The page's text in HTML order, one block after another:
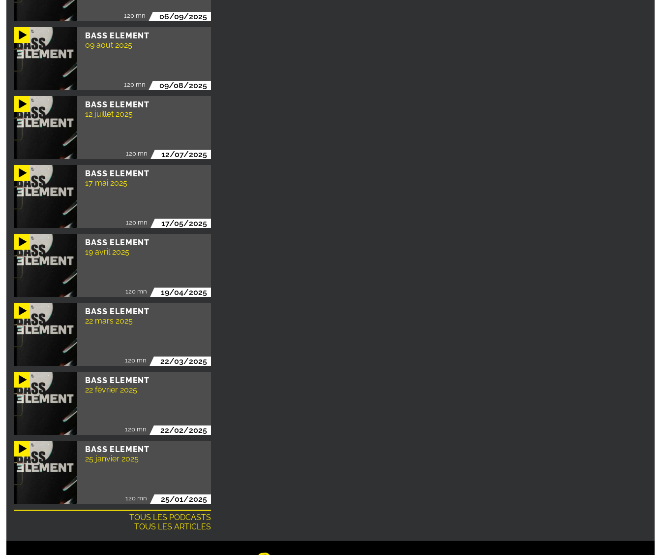
120 mn 06/09/2025
BASS ELEMENT
09 aout 2025
120 mn 09/08/2025
BASS ELEMENT
12 juillet 2025
120 mn 12/07/2025
BASS ELEMENT
17 mai 2025
120 mn 17/05/2025
BASS ELEMENT
19 avril 2025
120 mn 19/04/2025
BASS ELEMENT
22 mars 2025
120 mn 22/03/2025
BASS ELEMENT
22 février 2025
120 mn 22/02/2025
BASS ELEMENT
25 janvier 2025
120 mn
25/01/2025
TOUS LES PODCASTS
TOUS LES ARTICLES